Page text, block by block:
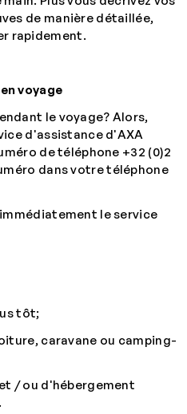
de manière détaillée,
rapidement.
voyage
le voyage? Alors,
d'assistance d'AXA
de téléphone +32 (0)2
dans votre téléphone
le service
tôt;
caravane ou camping-
/ ou d'hébergement